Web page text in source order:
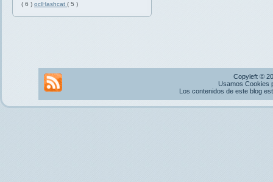
( 6 ) oclHashcat ( 5 )
Copyleft ©
Usamos Cookies
Los contenidos de este blog